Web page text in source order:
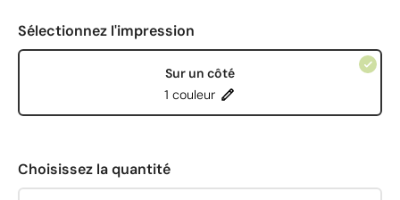
Sélectionnez l'impression
Sur un côté
1 couleur
Choisissez la quantité